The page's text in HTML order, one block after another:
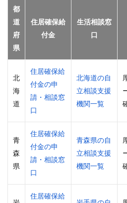
都
道
府
県
住居確保給
付金
生活相談窓
口
北
海
道
住居確保給
付金の申
請・相談窓
口
北海道の自
立相談支援
機関一覧
青
森
県
住居確保給
付金の申
請・相談窓
口
青森県の自
立相談支援
機関一覧
住居確保給